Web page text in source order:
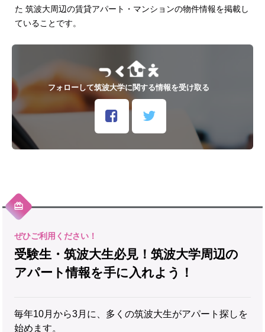
た 筑波大周辺の賃貸アパート・マンションの物件情報を掲載し
ていることです。
フォローして筑波大学に関する情報を受け取る
受験生・筑波大生必見！筑波大学周辺の
アパート情報を手に入れよう！
毎年10月から3月に、多くの筑波大生がアパート探しを
始めます。